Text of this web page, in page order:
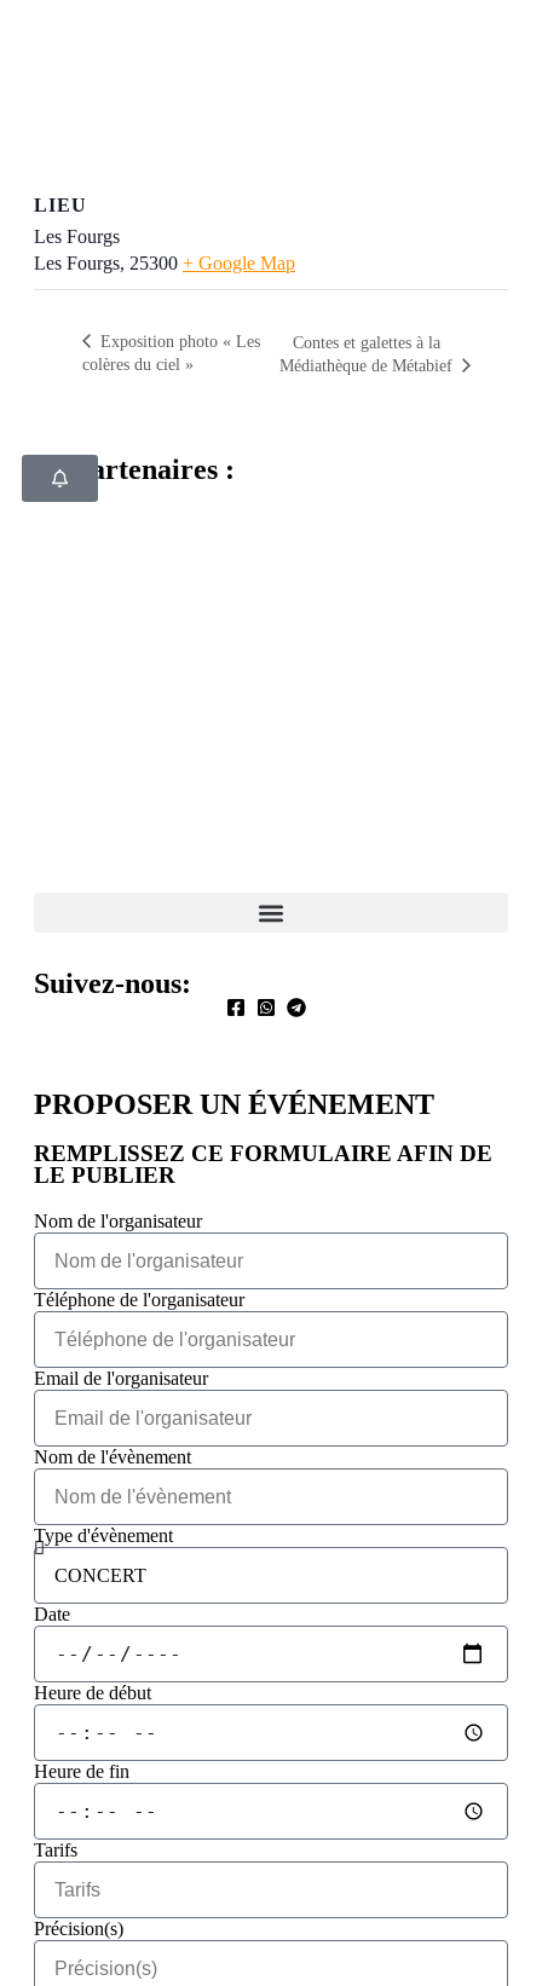
LIEU
Les Fourgs
Les Fourgs, 25300 + Google Map
Exposition photo « Les
colères du ciel »
Contes et galettes à la
Médiathèque de Métabief
Nos partenaires :
Suivez-nous:
PROPOSER UN ÉVÉNEMENT​
REMPLISSEZ CE FORMULAIRE AFIN DE
LE PUBLIER
Nom de l'organisateur
Téléphone de l'organisateur
Email de l'organisateur
Nom de l'évènement
Type d'évènement
Date
Heure de début
Heure de fin
Tarifs
Précision(s)